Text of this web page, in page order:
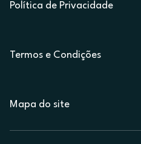
Política de Privacidade
Termos e Condições
Mapa do site